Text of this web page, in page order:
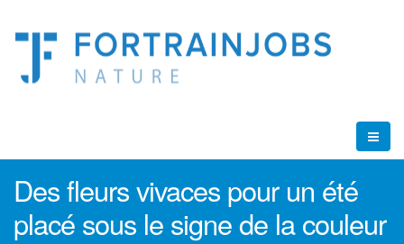
Des fleurs vivaces pour un été
placé sous le signe de la couleur